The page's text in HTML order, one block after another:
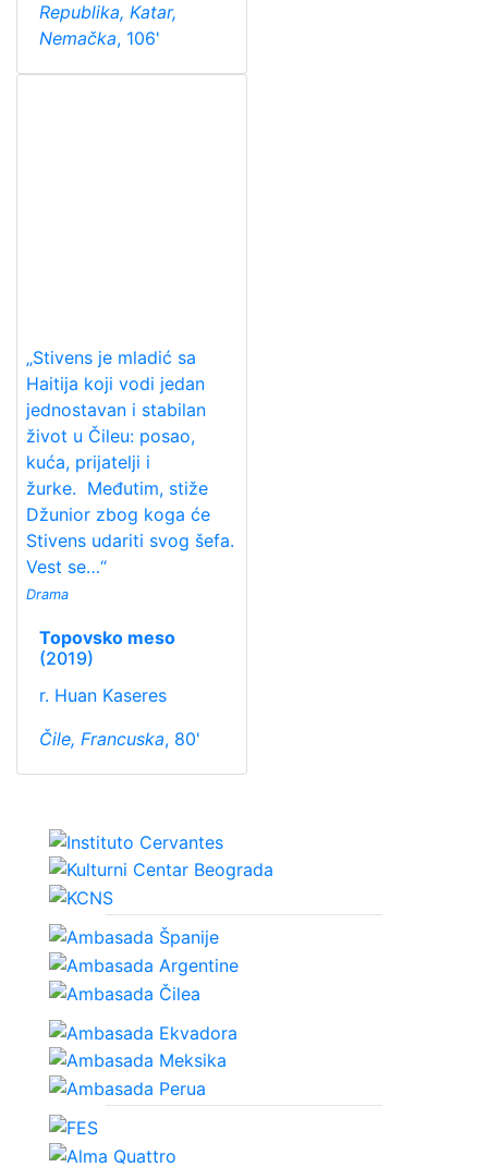
Republika, Katar,
Nemačka, 106'
„Stivens je mladić sa
Haitija koji vodi jedan
jednostavan i stabilan
život u Čileu: posao,
kuća, prijatelji i
žurke. Međutim, stiže
Džunior zbog koga će
Stivens udariti svog šefa.
Vest se…“
Drama
Topovsko meso
(2019)
r. Huan Kaseres
Čile, Francuska, 80'